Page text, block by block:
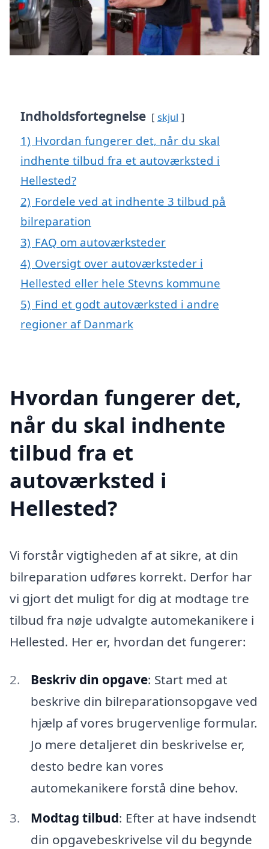
Indholdsfortegnelse skjul
1) Hvordan fungerer det, når du skal
indhente tilbud fra et autoværksted i
Hellested?
2) Fordele ved at indhente 3 tilbud på
bilreparation
3) FAQ om autoværksteder
4) Oversigt over autoværksteder i
Hellested eller hele Stevns kommune
5) Find et godt autoværksted i andre
regioner af Danmark
Hvordan fungerer det,
når du skal indhente
tilbud fra et
autoværksted i
Hellested?
Vi forstår vigtigheden af at sikre, at din
bilreparation udføres korrekt. Derfor har
vi gjort det muligt for dig at modtage tre
tilbud fra nøje udvalgte automekanikere i
Hellested. Her er, hvordan det fungerer:
Beskriv din opgave: Start med at
beskrive din bilreparationsopgave ved
hjælp af vores brugervenlige formular.
Jo mere detaljeret din beskrivelse er,
desto bedre kan vores
automekanikere forstå dine behov.
Modtag tilbud: Efter at have indsendt
din opgavebeskrivelse vil du begynde